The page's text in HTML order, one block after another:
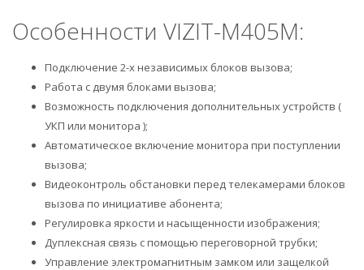
Особенности VIZIT-M405М:
Подключение 2-х независимых блоков вызова;
Работа с двумя блоками вызова;
Возможность подключения дополнительных устройств (
УКП или монитора );
Автоматическое включение монитора при поступлении
вызова;
Видеоконтроль обстановки перед телекамерами блоков
вызова по инициативе абонента;
Регулировка яркости и насыщенности изображения;
Дуплексная связь с помощью переговорной трубки;
Управление электромагнитным замком или защелкой